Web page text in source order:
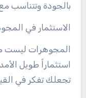
بالجودة وتتناسب
الاستثمار في
المجوهرات ليست
استثماراً طويل
تجعلك تفكر في